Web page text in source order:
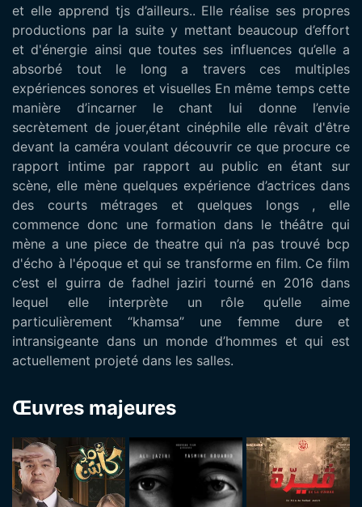
et elle apprend tjs d’ailleurs.. Elle réalise ses propres
productions par la suite y mettant beaucoup d’effort
et d'énergie ainsi que toutes ses influences qu’elle a
absorbé tout le long a travers ces multiples
expériences sonores et visuelles En même temps cette
manière d’incarner le chant lui donne l’envie
secrètement de jouer,étant cinéphile elle rêvait d'être
devant la caméra voulant découvrir ce que procure ce
rapport intime par rapport au public en étant sur
scène, elle mène quelques expérience d’actrices dans
des courts métrages et quelques longs , elle
commence donc une formation dans le théâtre qui
mène a une piece de theatre qui n’a pas trouvé bcp
d'écho à l'époque et qui se transforme en film. Ce film
c’est el guirra de fadhel jaziri tourné en 2016 dans
lequel elle interprète un rôle qu’elle aime
particulièrement “khamsa” une femme dure et
intransigeante dans un monde d’hommes et qui est
actuellement projeté dans les salles.
Œuvres majeures